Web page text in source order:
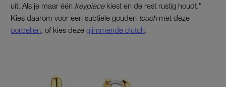
uit. Als je maar één keypiecekiest en de rest rustig houdt.”
Kies daarom voor een subtiele gouden touchmet deze
oorbellen, of kies deze glimmende clutch.